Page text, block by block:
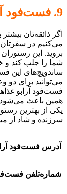
9. فست‌فود آرابو اصفهان
اگر ذائقه‌تان
می‌کنیم در
بروید. این
شما را جلب کند و
ساندویچ‌های این
می‌توانید برای دو
فست‌فود آرابو
همین باعث می‌شود
یکی از بهترین
سرزنده و شاد از
آدرس فست‌فود
شماره‌تلفن